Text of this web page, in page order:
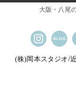
大阪・八尾
(株)岡本スタジオ/